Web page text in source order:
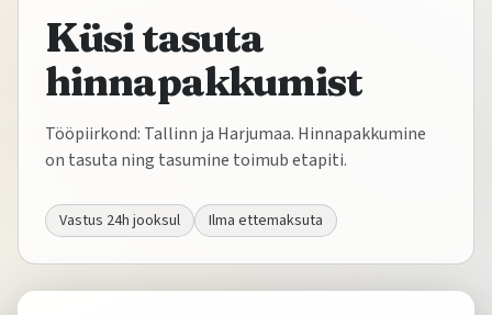
Küsi tasuta
hinnapakkumist
Tööpiirkond: Tallinn ja Harjumaa. Hinnapakkumine
on tasuta ning tasumine toimub etapiti.
Vastus 24h jooksul Ilma ettemaksuta